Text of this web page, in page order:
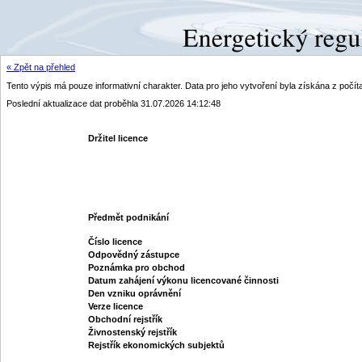
« Zpět na přehled
Tento výpis má pouze informativní charakter. Data pro jeho vytvoření byla získána z
Poslední aktualizace dat proběhla 31.07.2026 14:12:48
Držitel licence
Předmět podnikání
Číslo licence
Odpovědný zástupce
Poznámka pro obchod
Datum zahájení výkonu licencované činnosti
Den vzniku oprávnění
Verze licence
Obchodní rejstřík
Živnostenský rejstřík
Rejstřík ekonomických subjektů